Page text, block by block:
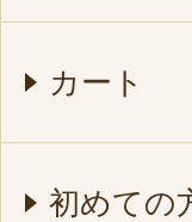
カート
初めての